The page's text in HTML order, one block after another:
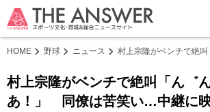
HOME 野球 ニュース 村上宗隆がベンチで絶
村上宗隆がベンチで絶叫「ん゛
あ！」 同僚は苦笑い…中継に